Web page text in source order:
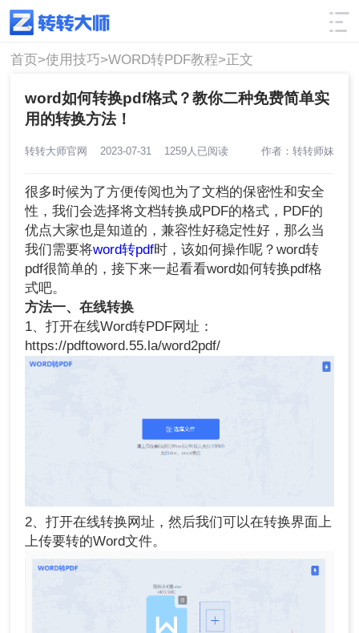
使用技巧 筛选
首页>使用技巧>WORD转PDF教程>正文
word如何转换pdf格式？教你二种免费简单实
用的转换方法！
转转大师官网 2023-07-31 1259人已阅读 作者：转转师妹
很多时候为了方便传阅也为了文档的保密性和安全
性，我们会选择将文档转换成PDF的格式，PDF的
优点大家也是知道的，兼容性好稳定性好，那么当
我们需要将word转pdf时，该如何操作呢？word转
pdf很简单的，接下来一起看看word如何转换pdf格
式吧。
方法一、在线转换
1、打开在线Word转PDF网址：
https://pdftoword.55.la/word2pdf/
2、打开在线转换网址，然后我们可以在转换界面上
上传要转的Word文件。